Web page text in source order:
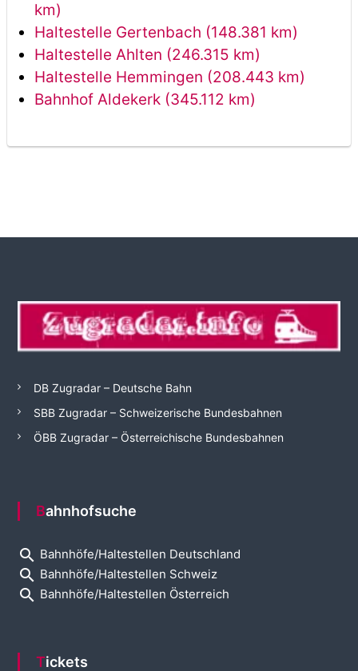
km)
Haltestelle Gertenbach (148.381 km)
Haltestelle Ahlten (246.315 km)
Haltestelle Hemmingen (208.443 km)
Bahnhof Aldekerk (345.112 km)
DB Zugradar – Deutsche Bahn
SBB Zugradar – Schweizerische Bundesbahnen
ÖBB Zugradar – Österreichische Bundesbahnen
Bahnhofsuche
search Bahnhöfe/Haltestellen Deutschland
search Bahnhöfe/Haltestellen Schweiz
search Bahnhöfe/Haltestellen Österreich
Tickets